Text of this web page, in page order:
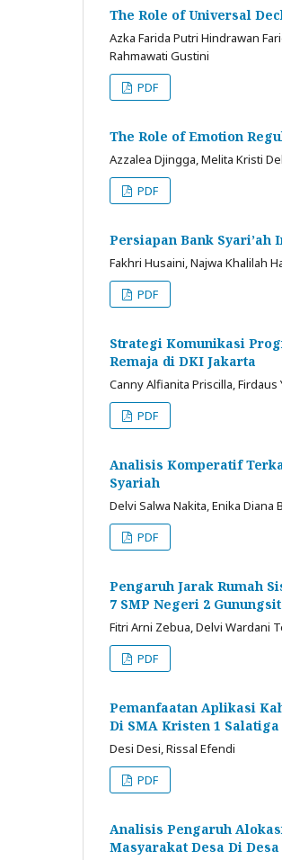
The Role of Universal
Azka Farida Putri Hindrawan
Rahmawati Gustini
PDF
The Role of Emotion
Azzalea Djingga, Melita Kristi
PDF
Persiapan Bank Syari’ah
Fakhri Husaini, Najwa Khalilah
PDF
Strategi Komunikasi
Remaja di DKI Jakarta
Canny Alfianita Priscilla,
PDF
Analisis Komperatif
Syariah
Delvi Salwa Nakita, Enika Diana
PDF
Pengaruh Jarak Rumah
7 SMP Negeri 2
Fitri Arni Zebua, Delvi Wardani
PDF
Pemanfaatan Aplikasi
Di SMA Kristen 1 Salatiga
Desi Desi, Rissal Efendi
PDF
Analisis Pengaruh
Masyarakat Desa Di